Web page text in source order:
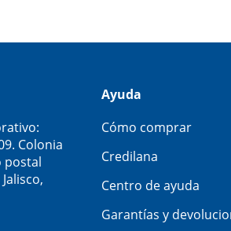
Colonia
postal
Ayuda
Cómo comprar
Credilana
Centro de ayuda
Garantías y